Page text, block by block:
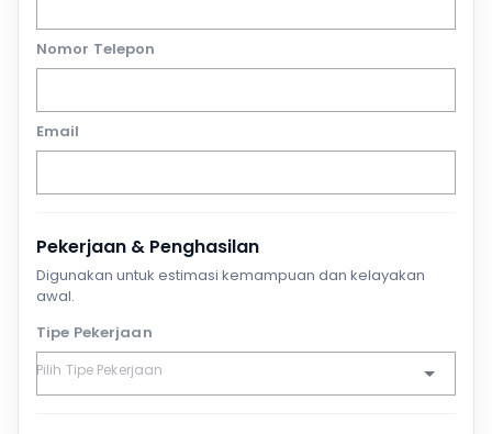
Nomor Telepon
Email
Pekerjaan & Penghasilan
Digunakan untuk estimasi kemampuan dan kelayakan
awal.
Tipe Pekerjaan